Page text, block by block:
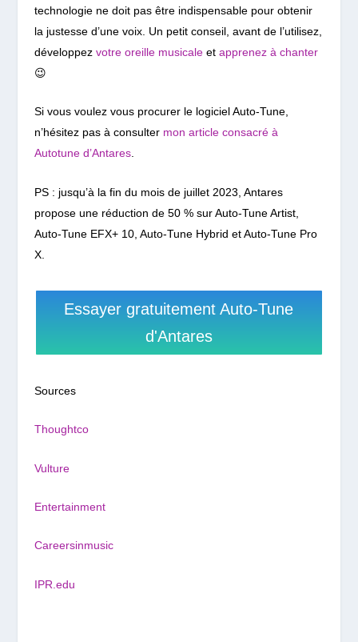
technologie ne doit pas être indispensable pour obtenir
la justesse d’une voix. Un petit conseil, avant de l’utilisez,
développez votre oreille musicaleet apprenez à chanter
😉
Si vous voulez vous procurer le logiciel Auto-Tune,
n’hésitez pas à consulter mon article consacré à
Autotune d’Antares.
PS : jusqu’à la fin du mois de juillet 2023, Antares
propose une réduction de 50 % sur Auto-Tune Artist,
Auto-Tune EFX+ 10, Auto-Tune Hybrid et Auto-Tune Pro
X.
Essayer gratuitement Auto-Tune
d'Antares
Sources
Thoughtco
Vulture
Entertainment
Careersinmusic
IPR.edu